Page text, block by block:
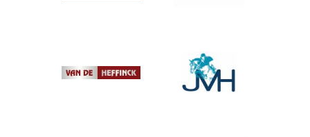
Afbeelding
Afbeelding